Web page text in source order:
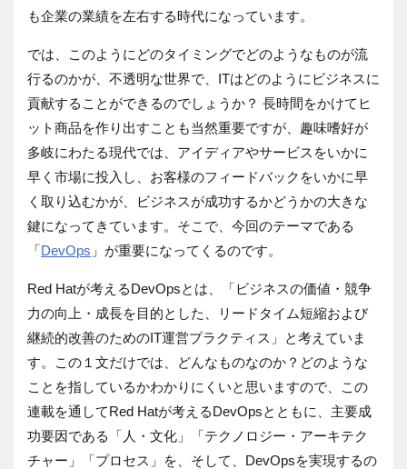
も企業の業績を左右する時代になっています。
では、このようにどのタイミングでどのようなものが流
行るのかが、不透明な世界で、ITはどのようにビジネスに
貢献することができるのでしょうか？ 長時間をかけてヒ
ット商品を作り出すことも当然重要ですが、趣味嗜好が
多岐にわたる現代では、アイディアやサービスをいかに
早く市場に投入し、お客様のフィードバックをいかに早
く取り込むかが、ビジネスが成功するかどうかの大きな
鍵になってきています。そこで、今回のテーマである
「DevOps 」が重要になってくるのです。
Red Hatが考えるDevOpsとは、「ビジネスの価値・競争
力の向上・成長を目的とした、リードタイム短縮および
継続的改善のためのIT運営プラクティス」と考えていま
す。この１文だけでは、どんなものなのか？どのような
ことを指しているかわかりにくいと思いますので、この
連載を通してRed Hatが考えるDevOpsとともに、主要成
功要因である「人・文化」「テクノロジー・アーキテク
チャー」「プロセス」を、そして、DevOpsを実現するの